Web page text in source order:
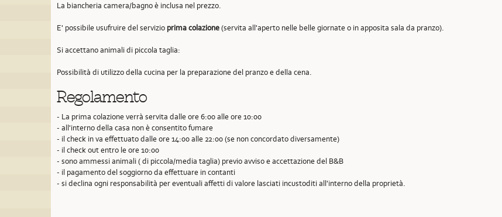
La biancheria camera/bagno è inclusa nel prezzo.
E' possibile usufruire del servizio prima colazione(servita all'aperto nelle belle giornate o in apposita sala da pranzo).
Si accettano animali di piccola taglia:
Possibilità di utilizzo della cucina per la preparazione del pranzo e della cena.
Regolamento
- La prima colazione verrà servita dalle ore 6:00 alle ore 10:00
- all'interno della casa non è consentito fumare
- il check in va effettuato dalle ore 14:00 alle 22:00 (se non concordato diversamente)
- il check out entro le ore 10:00
- sono ammessi animali ( di piccola/media taglia) previo avviso e accettazione del B&B
- il pagamento del soggiorno da effettuare in contanti
- si declina ogni responsabilità per eventuali affetti di valore lasciati incustoditi all'interno della proprietà.